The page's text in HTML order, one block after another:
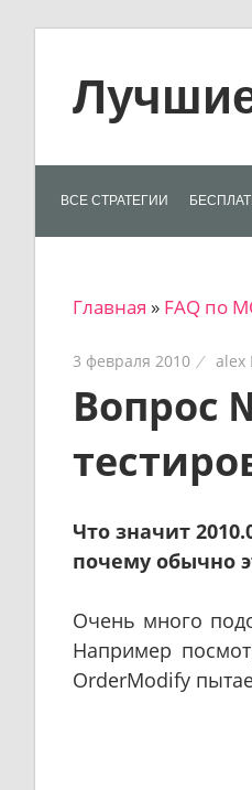
content
для
рынках:
сигналы,
новости…
ВСЕ СТРАТЕГИИ
Главная » FAQ по
3 февраля 2010 alex
Вопрос
Что значит
почему обычно
Очень много
Например
OrderModify